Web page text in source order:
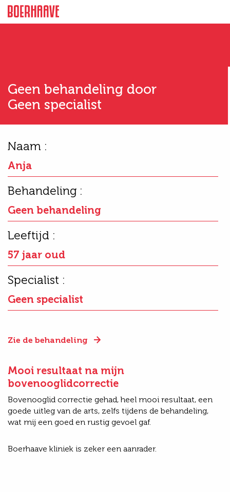
Geen behandeling door
Geen specialist
Zie de behandeling
Naam :
Anja
Behandeling :
Geen behandeling
Leeftijd :
57 jaar oud
Specialist :
Geen specialist
Mooi resultaat na mijn
bovenooglidcorrectie
Bovenooglid correctie gehad, heel mooi resultaat, een
goede uitleg van de arts, zelfs tijdens de behandeling,
wat mij een goed en rustig gevoel gaf.
Boerhaave kliniek is zeker een aanrader.